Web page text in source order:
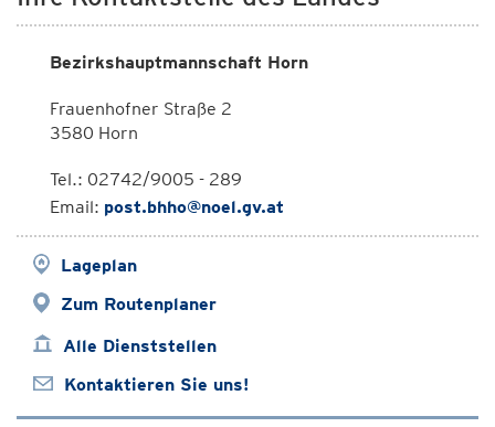
Bezirkshauptmannschaft Horn
Frauenhofner Straße 2
3580 Horn
Tel.: 02742/9005 - 289
Email: post.bhho@noel.gv.at
Lageplan
Zum Routenplaner
Alle Dienststellen
Kontaktieren Sie uns!